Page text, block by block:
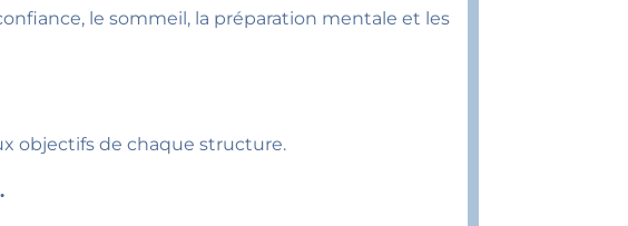
le sommeil, la préparation mentale et les
objectifs de chaque structure.